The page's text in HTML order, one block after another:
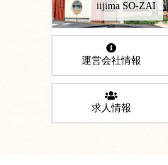
iijima SO-ZAI
運営会社情報
求人情報